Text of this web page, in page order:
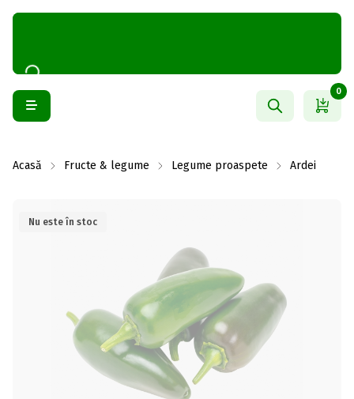
0
Acasă Fructe & legume Legume proaspete Ardei
Nu este în stoc